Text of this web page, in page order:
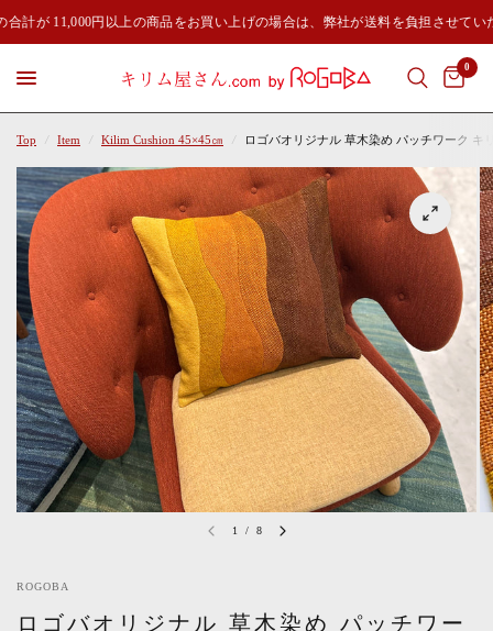
計が 11,000円以上の商品をお買い上げの場合は、弊社が送料を負担させてい
0
Top / Item / Kilim Cushion 45×45㎝ / ロゴバオリジナル 草木染め パッチワーク
1 / 8
ROGOBA
ロゴバオリジナル 草木染め パッチワー